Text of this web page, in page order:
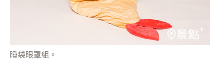
睡袋眼罩組。